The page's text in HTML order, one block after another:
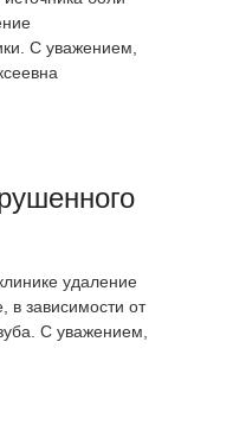
С уважением,
удаление
в зависимости от
С уважением,